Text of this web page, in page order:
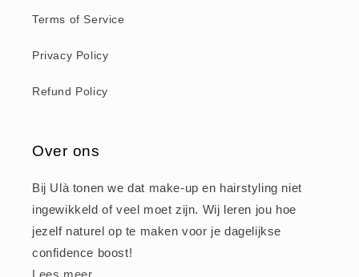
Terms of Service
Privacy Policy
Refund Policy
Over ons
Bij Ulà tonen we dat make-up en hairstyling niet
ingewikkeld of veel moet zijn. Wij leren jou hoe
jezelf naturel op te maken voor je dagelijkse
confidence boost!
Lees meer